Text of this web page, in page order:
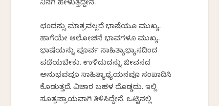
ನಿನಗೆ ಹೇಳುತ್ತಿದ್ದೇನೆ.
ಛಂದಸ್ಸು ಮಾತ್ರವಲ್ಲದೆ ಭಾಷೆಯೂ ಮುಖ್ಯ.
ಹಾಗೆಯೇ ಆಲೋಚನೆ ಭಾವಗಳೂ ಮುಖ್ಯ.
ಭಾಷೆಯನ್ನು ಪೂರ್ವ ಸಾಹಿತ್ಯಾಭ್ಯಾಸದಿಂದ
ಪಡೆಯಬೇಕು. ಉಳಿದುದನ್ನು ಜೀವನದ
ಅನುಭವವೂ ಸಾಹಿತ್ಯಾಧ್ಯಯನವೂ ಸಂಪಾದಿಸಿ
ಕೊಡುತ್ತದೆ. ವಿಚಾರ ಬಹಳ ದೊಡ್ಡದು. ಇಲ್ಲಿ
ಸೂತ್ರಪ್ರಾಯವಾಗಿ ತಿಳಿಸಿದ್ದೇನೆ. ಒಟ್ಟಿನಲ್ಲಿ